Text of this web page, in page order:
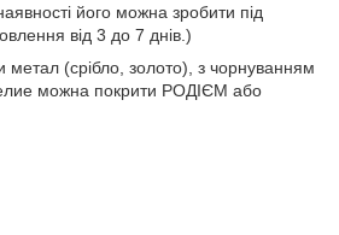
його можна зробити під
від 3 до 7 днів.)
(срібло, золото), з чорнуванням
можна покрити РОДІЄМ або